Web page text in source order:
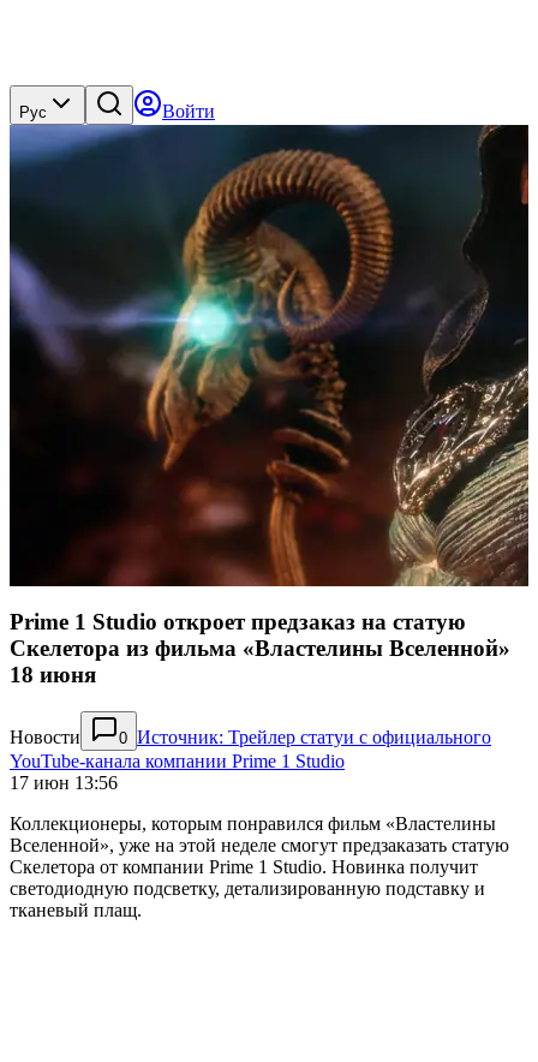
Рус Войти
Prime 1 Studio откроет предзаказ на статую
Скелетора из фильма «Властелины Вселенной»
18 июня
Новости 0 Источник: Трейлер статуи с официального
YouTube-канала компании Prime 1 Studio
17 июн 13:56
Коллекционеры, которым понравился фильм «Властелины
Вселенной», уже на этой неделе смогут предзаказать статую
Скелетора от компании Prime 1 Studio. Новинка получит
светодиодную подсветку, детализированную подставку и
тканевый плащ.